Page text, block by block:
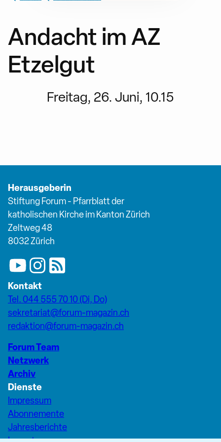
Andacht im AZ
Etzelgut
Freitag, 26. Juni, 10.15
Herausgeberin
Stiftung Forum - Pfarrblatt der
katholischen Kirche im Kanton Zürich
Zeltweg 48
8032 Zürich
Kontakt
Tel. 044 555 70 10 (Di, Do)
sekretariat@forum-magazin.ch
redaktion@forum-magazin.ch
Forum Team
Netzwerk
Archiv
Dienste
Impressum
Abonnemente
Jahresberichte